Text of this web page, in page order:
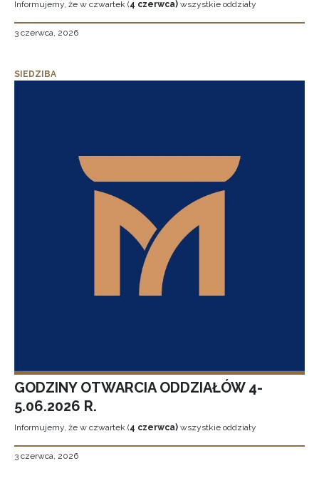
Informujemy, że w czwartek (4 czerwca) wszystkie oddziały
3 czerwca, 2026
SIEDZIBA
GODZINY OTWARCIA ODDZIAŁÓW 4-
5.06.2026 R.
Informujemy, że w czwartek (4 czerwca) wszystkie oddziały
3 czerwca, 2026